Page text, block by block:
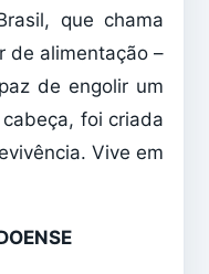
que chama
de alimentação –
de engolir um
foi criada
Vive em